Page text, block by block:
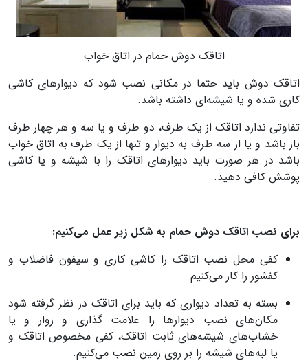
اتاقک دوش حمام در اتاق خواب
اتاقک دوش باید حتما در مکانی نصب شود که دیوارهای کاشی
کاری شده و یا شیشه‌ای داشته باشد.
تفاوتی ندارد اتاقک از یک طرف، دو طرف و یا سه و هر چهار طرف
باز باشد و یا از سه طرف به دیوار و تنها از یک طرف به اتاق خواب
باشد در هر صورت باید دیوارهای اتاقک را با شیشه و یا کاشی
پوشش کافی دهید.
برای نصب اتاقک دوش حمام به شکل زیر عمل می‌‌کنیم:
کفی محل نصب اتاقک را کاشی کاری و سیفون فاضلاب و
کفشور را کار می‌کنیم
بسته به تعداد دیواری که باید برای اتاقک در نظر گرفته شود
مکان‌های نصب دیوارها را علامت گذاری و زوار و یا
خشاب‌های شیشه‌های ثابت اتاقک، کفی مخصوص اتاقک و
یا لبه‌های شیشه را بر روی زمین نصب می‌کنیم.